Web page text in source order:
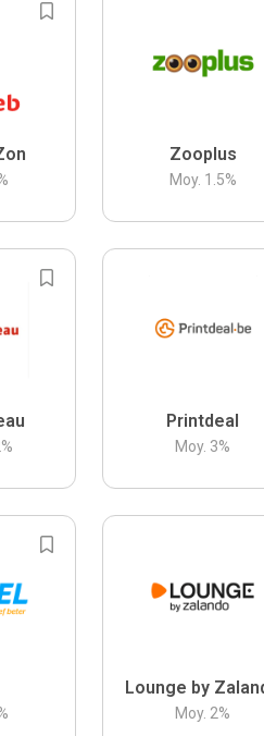
Zooplus
Moy. 1.5%
%
Printdeal
Moy. 3%
Lounge by
Moy. 2%